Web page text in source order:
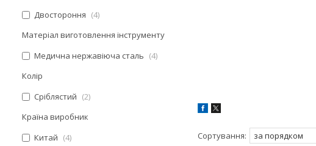
Двостороння
4
Матеріал виготовлення інструменту
Медична нержавіюча сталь
4
Колір
Сріблястий
2
Країна виробник
Китай
4